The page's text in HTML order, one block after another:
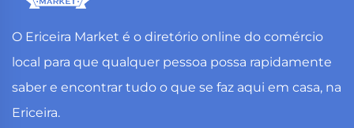
O Ericeira Market é o diretório online do comércio
local para que qualquer pessoa possa rapidamente
saber e encontrar tudo o que se faz aqui em casa, na
Ericeira.